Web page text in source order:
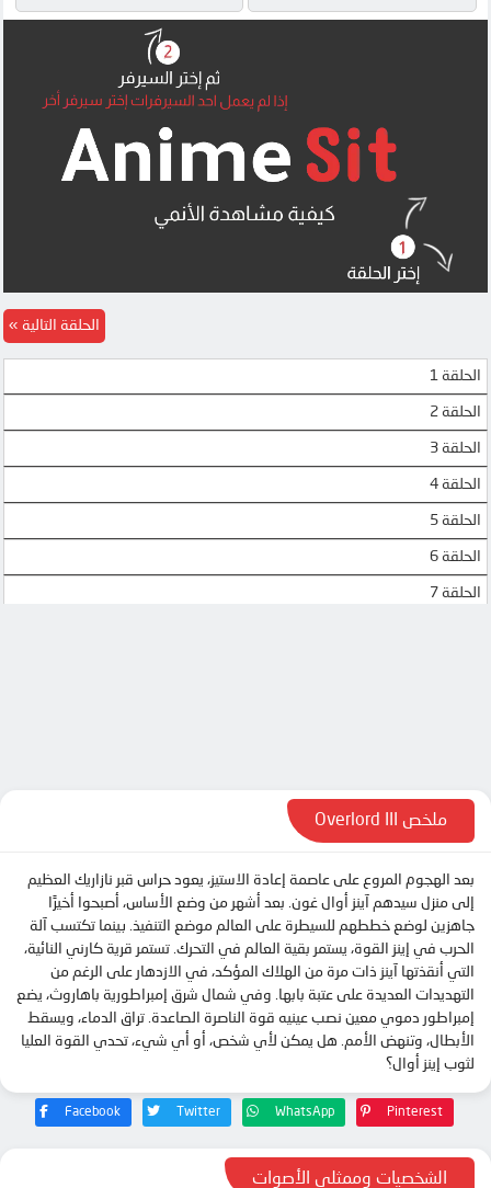
الحلقة 1
الحلقة 2
الحلقة 3
الحلقة 4
الحلقة 5
الحلقة 6
الحلقة 7
الحلقة 13
الحلقة التالية
ملخص Overlord III
بعد الهجوم المروع على عاصمة إعادة الاستيز، يعود حراس قبر نازاريك العظيم
إلى منزل سيدهم آينز أوال غون. بعد أشهر من وضع الأساس، أصبحوا أخيرًا
جاهزين لوضع خططهم للسيطرة على العالم موضع التنفيذ. بينما تكتسب آلة
الحرب في إينز القوة، يستمر بقية العالم في التحرك. تستمر قرية كارني النائية،
التي أنقذتها آينز ذات مرة من الهلاك المؤكد، في الازدهار على الرغم من
التهديدات العديدة على عتبة بابها. وفي شمال شرق إمبراطورية باهاروث، يضع
إمبراطور دموي معين نصب عينيه قوة الناصرة الصاعدة. تراق الدماء، ويسقط
الأبطال، وتنهض الأمم. هل يمكن لأي شخص، أو أي شيء، تحدي القوة العليا
لثوب إينز أوال؟
Facebook Twitter WhatsApp Pinterest
الشخصيات وممثلي الأصوات